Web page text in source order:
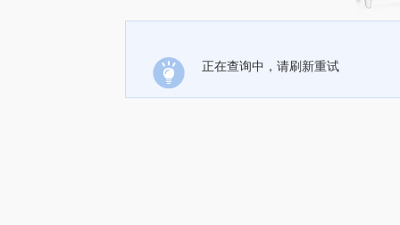
正在查询中，请刷新重试